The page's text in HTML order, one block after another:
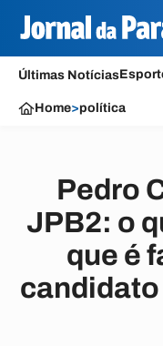
Últimas Notícias
Home>política
Pedro
JPB2: o
que é